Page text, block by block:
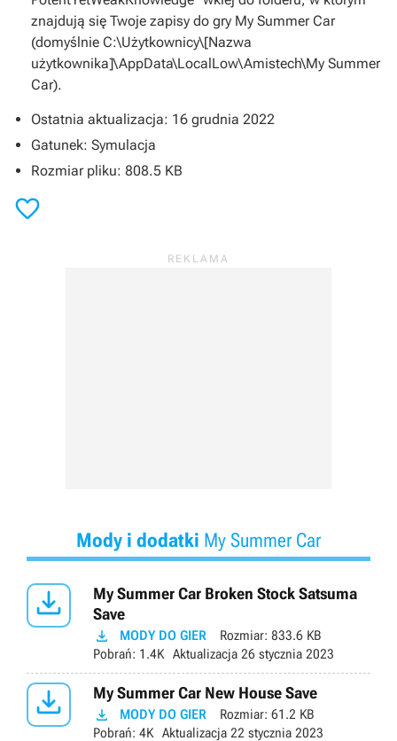
znajdują się Twoje zapisy do gry My Summer Car
(domyślnie C:\Użytkownicy\[Nazwa
użytkownika]\AppData\LocalLow\Amistech\My Summer
Car).
Ostatnia aktualizacja: 16 grudnia 2022
Gatunek: Symulacja
Rozmiar pliku: 808.5 KB

Mody i dodatki My Summer Car

My Summer Car Broken Stock Satsuma
Save
 MODY DO GIER Rozmiar: 833.6 KB
Pobrań: 1.4K Aktualizacja 26 stycznia 2023
 My Summer Car New House Save
 MODY DO GIER Rozmiar: 61.2 KB
Pobrań: 4K Aktualizacja 22 stycznia 2023